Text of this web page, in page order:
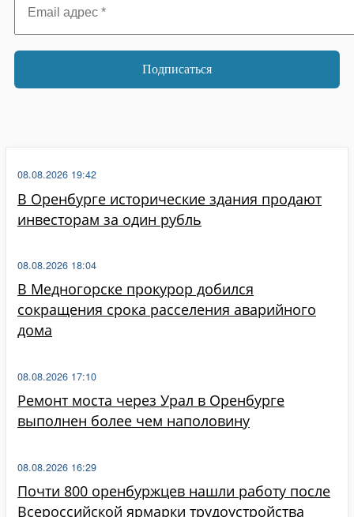
адрес
*
В Оренбурге исторические здания продают
инвесторам за один рубль
08.08.2026 19:42
В Медногорске прокурор добился
сокращения срока расселения аварийного
дома
08.08.2026 18:04
Ремонт моста через Урал в Оренбурге
выполнен более чем наполовину
08.08.2026 17:10
Почти 800 оренбуржцев нашли работу после
Всероссийской ярмарки трудоустройства
08.08.2026 16:29